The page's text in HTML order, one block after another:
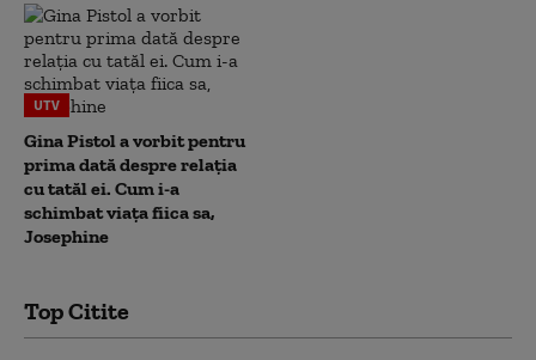
UTV
Gina Pistol a vorbit pentru
prima dată despre relația
cu tatăl ei. Cum i-a
schimbat viața fiica sa,
Josephine
Top Citite